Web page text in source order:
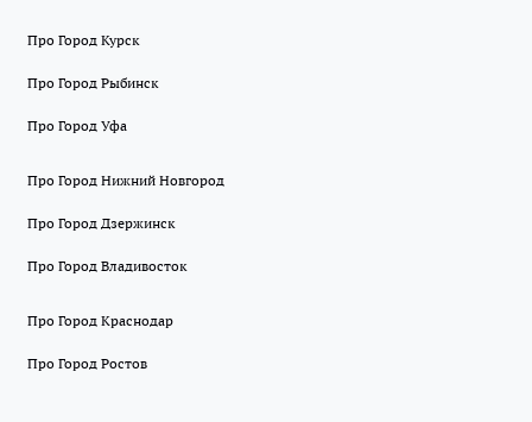
Про Город Курск
Про Город Рыбинск
Про Город Уфа
Про Город Нижний Новгород
Про Город Дзержинск
Про Город Владивосток
Про Город Краснодар
Про Город Ростов